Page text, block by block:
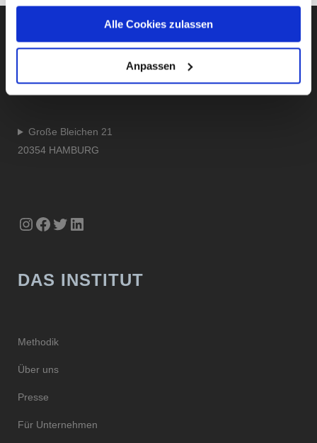
gesammelt haben.
Unsere Datenschutzerklärung finden siehier.
Alle Cookies zulassen
Anpassen
AUBII GMBH
Große Bleichen 21
20354 HAMBURG
Instagram
Facebook
Twitter
LinkedIn
DAS INSTITUT
Methodik
Über uns
Presse
Für Unternehmen